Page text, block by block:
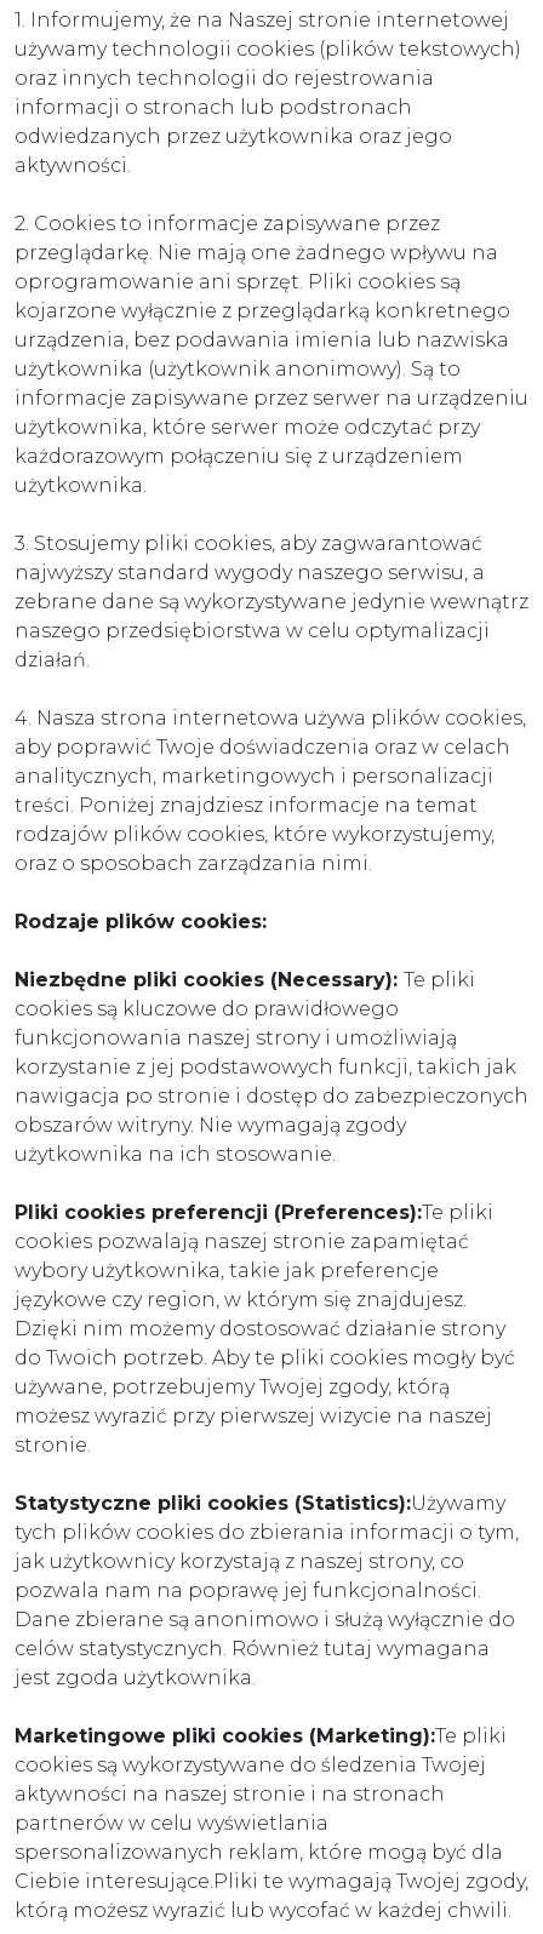
1. Informujemy, że na Naszej stronie internetowej
używamy technologii cookies (plików tekstowych)
oraz innych technologii do rejestrowania
informacji o stronach lub podstronach
odwiedzanych przez użytkownika oraz jego
aktywności.
2. Cookies to informacje zapisywane przez
przeglądarkę. Nie mają one żadnego wpływu na
oprogramowanie ani sprzęt. Pliki cookies są
kojarzone wyłącznie z przeglądarką konkretnego
urządzenia, bez podawania imienia lub nazwiska
użytkownika (użytkownik anonimowy). Są to
informacje zapisywane przez serwer na urządzeniu
użytkownika, które serwer może odczytać przy
każdorazowym połączeniu się z urządzeniem
użytkownika.
3. Stosujemy pliki cookies, aby zagwarantować
najwyższy standard wygody naszego serwisu, a
zebrane dane są wykorzystywane jedynie wewnątrz
naszego przedsiębiorstwa w celu optymalizacji
działań.
4. Nasza strona internetowa używa plików cookies,
aby poprawić Twoje doświadczenia oraz w celach
analitycznych, marketingowych i personalizacji
treści. Poniżej znajdziesz informacje na temat
rodzajów plików cookies, które wykorzystujemy,
oraz o sposobach zarządzania nimi.
Rodzaje plików cookies:
Niezbędne pliki cookies (Necessary): Te pliki
cookies są kluczowe do prawidłowego
funkcjonowania naszej strony i umożliwiają
korzystanie z jej podstawowych funkcji, takich jak
nawigacja po stronie i dostęp do zabezpieczonych
obszarów witryny. Nie wymagają zgody
użytkownika na ich stosowanie.
Pliki cookies preferencji (Preferences):Te pliki
cookies pozwalają naszej stronie zapamiętać
wybory użytkownika, takie jak preferencje
językowe czy region, w którym się znajdujesz.
Dzięki nim możemy dostosować działanie strony
do Twoich potrzeb. Aby te pliki cookies mogły być
używane, potrzebujemy Twojej zgody, którą
możesz wyrazić przy pierwszej wizycie na naszej
stronie.
Statystyczne pliki cookies (Statistics):Używamy
tych plików cookies do zbierania informacji o tym,
jak użytkownicy korzystają z naszej strony, co
pozwala nam na poprawę jej funkcjonalności.
Dane zbierane są anonimowo i służą wyłącznie do
celów statystycznych. Również tutaj wymagana
jest zgoda użytkownika.
Marketingowe pliki cookies (Marketing):Te pliki
cookies są wykorzystywane do śledzenia Twojej
aktywności na naszej stronie i na stronach
partnerów w celu wyświetlania
spersonalizowanych reklam, które mogą być dla
Ciebie interesujące.Pliki te wymagają Twojej zgody,
którą możesz wyrazić lub wycofać w każdej chwili.